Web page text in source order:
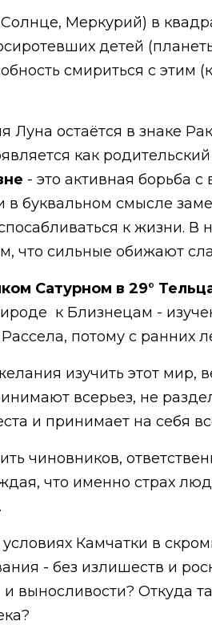
Меркурий) в
детей
смириться с этим
остаётся в знаке
как
- это активная борьба
в буквальном смысле
к жизни. В
что сильные обижают
Сатурном в 29°
к Близнецам -
потому с ранних
изучить этот мир,
всерьез, не
и принимает на себя
чиновников,
что именно страх
Камчатки в
- без излишеств и
выносливости? Откуда